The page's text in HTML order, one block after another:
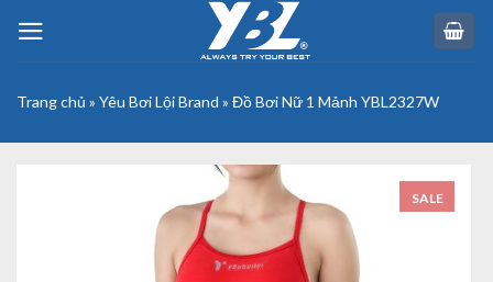
Trang chủ » Yêu Bơi Lội Brand » Đồ Bơi Nữ 1 Mảnh YBL2327W
SALE